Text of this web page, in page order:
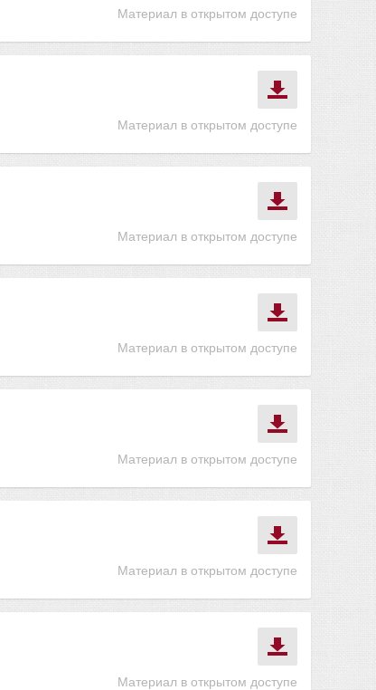
Материал в открытом доступе
Материал в открытом доступе
Материал в открытом доступе
Материал в открытом доступе
Материал в открытом доступе
Материал в открытом доступе
Материал в открытом доступе